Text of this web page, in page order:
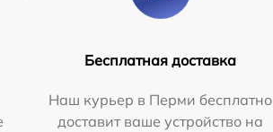
Бесплатная доставка
Наш курьер в Перми бесплатно
доставит ваше устройство на